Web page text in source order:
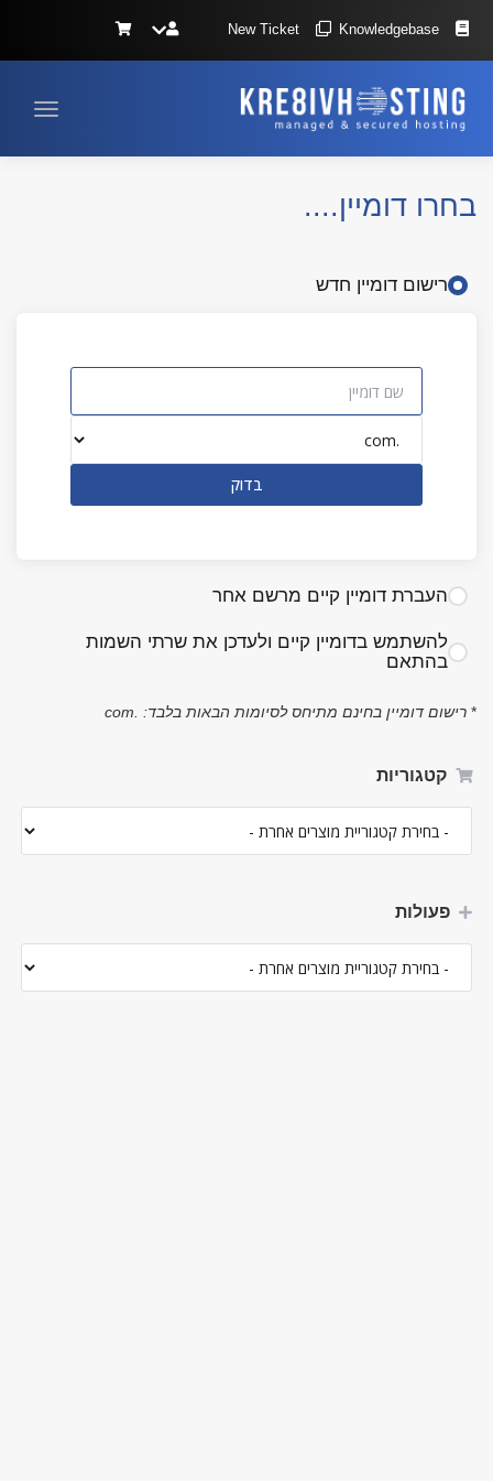
Knowledgebase
New Ticket
הפעלת
בחרו דומיין....
קטגוריות
פעולות
רישום דומיין חדש
בדוק
העברת דומיין קיים מרשם אחר
להשתמש בדומיין קיים ולעדכן את שרתי השמות
בהתאם
* רישום דומיין בחינם מתיחס לסיומות הבאות בלבד: .com